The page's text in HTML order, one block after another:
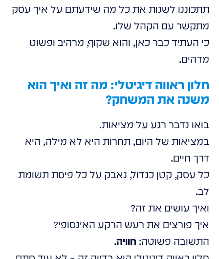
תתכוננו לשנות את כל מה שידעתם על איך עסק
מתקשר עם הקהל שלו.
כי העתיד כבר כאן, והוא שקוף, מרהיב ופשוט
מדהים.
חלון ראווה דיגיטלי: מה זה ואיך הוא
משנה את המשחק?
בואו נדבר רגע על מציאות.
במציאות של היום, תחרות היא לא מילה, היא
דרך חיים.
כל עסק, קטן כגדול, נאבק על כל פיסת תשומת
לב.
ואיך עושים את זה?
איך פורצים את רעש הרקע האינסופי?
התשובה פשוטה: חוויה.